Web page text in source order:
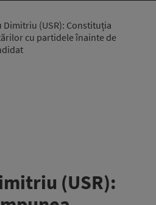
Dimitriu (USR): Constituția
cu partidele înainte de
(USR):